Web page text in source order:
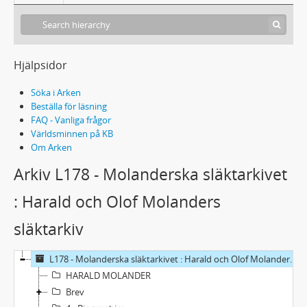
Hjälpsidor
Söka i Arken
Beställa för läsning
FAQ - Vanliga frågor
Världsminnen på KB
Om Arken
Arkiv L178 - Molanderska släktarkivet
: Harald och Olof Molanders
släktarkiv
L178 - Molanderska släktarkivet : Harald och Olof Molanders släktarkiv
HARALD MOLANDER
Brev